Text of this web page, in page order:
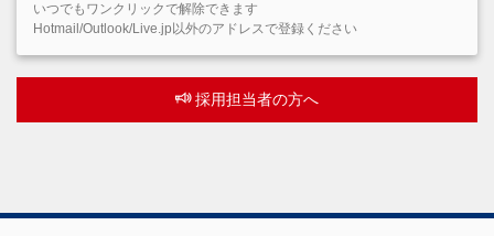
いつでもワンクリックで解除できます
Hotmail/Outlook/Live.jp以外のアドレスで登録ください
採用担当者の方へ